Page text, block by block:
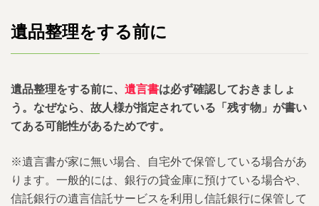
遺品整理で想定しておくべきトラブルと
4.1.１.残すものを誤って処分する
4.2.２.近隣の住民から苦情がくることがあ
4.3.３.処分する不用品が想像以上に多く、
想像以上に時間がかかる
遺品整理をする前に
遺品整理をする前に、 遺言書は必ず確認しておきましょ
う。なぜなら、故人様が指定されている「残す物」が書い
てある可能性があるためです。
※遺言書が家に無い場合、自宅外で保管している場合があ
ります。一般的には、銀行の貸金庫に預けている場合や、
信託銀行の遺言信託サービスを利用し信託銀行に保管して